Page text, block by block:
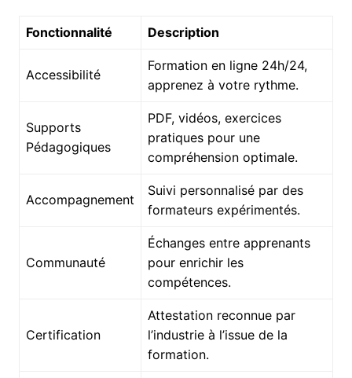
Fonctionnalité Description
Accessibilité
Formation en ligne 24h/24,
apprenez à votre rythme.
Supports
Pédagogiques
PDF, vidéos, exercices
pratiques pour une
compréhension optimale.
Accompagnement
Suivi personnalisé par des
formateurs expérimentés.
Communauté
Échanges entre apprenants
pour enrichir les
compétences.
Certification
Attestation reconnue par
l’industrie à l’issue de la
formation.